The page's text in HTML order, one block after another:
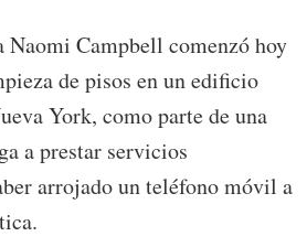
Campbell comenzó hoy
de pisos en un edificio
York, como parte de una
a prestar servicios
arrojado un teléfono móvil a